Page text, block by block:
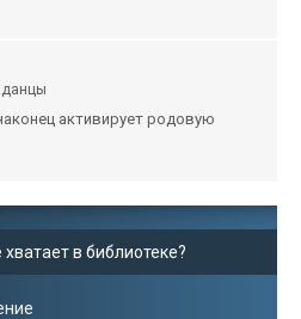
активирует родовую
в библиотеке?